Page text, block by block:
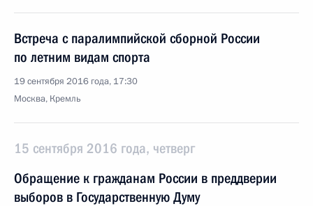
Встреча с паралимпийской сборной России
по летним видам спорта
19 сентября 2016 года, 17:30
Москва, Кремль
15 сентября 2016 года, четверг
Обращение к гражданам России в преддверии
выборов в Государственную Думу